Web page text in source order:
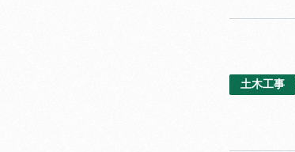
土木工事